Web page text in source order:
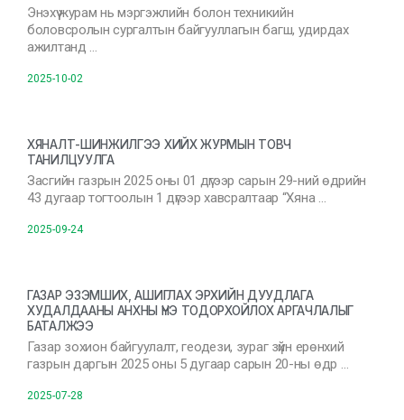
Энэхүү журам нь мэргэжлийн болон техникийн
боловсролын сургалтын байгууллагын багш, удирдах
ажилтанд …
2025-10-02
ХЯНАЛТ-ШИНЖИЛГЭЭ ХИЙХ ЖУРМЫН ТОВЧ
ТАНИЛЦУУЛГА
Засгийн газрын 2025 оны 01 дүгээр сарын 29-ний өдрийн
43 дугаар тогтоолын 1 дүгээр хавсралтаар “Хяна …
2025-09-24
ГАЗАР ЭЗЭМШИХ, АШИГЛАХ ЭРХИЙН ДУУДЛАГА
ХУДАЛДААНЫ АНХНЫ ҮНЭ ТОДОРХОЙЛОХ АРГАЧЛАЛЫГ
БАТАЛЖЭЭ
Газар зохион байгуулалт, геодези, зураг зүйн ерөнхий
газрын даргын 2025 оны 5 дугаар сарын 20-ны өдр …
2025-07-28